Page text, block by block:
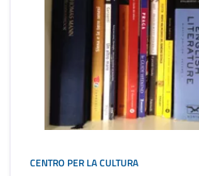
CENTRO PER LA CULTURA